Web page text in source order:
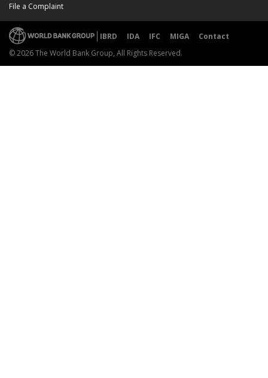
File a Complaint
IBRD IDA IFC MIGA
Contact
© 2026 The World Bank Group, All Rights Reserved.